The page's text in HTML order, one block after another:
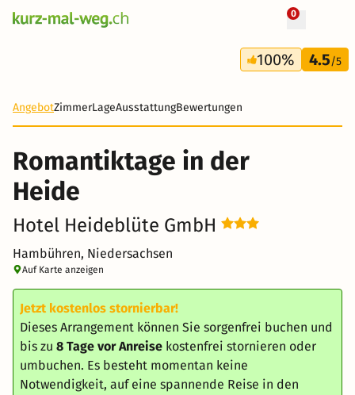
0
2 Tage
121 CHF
100% 4.5/5
AngebotZimmerLageAusstattungBewertungen
Romantiktage in der
Heide
Hotel Heideblüte GmbH
Hambühren, Niedersachsen
Auf Karte anzeigen
Jetzt kostenlos stornierbar!
Dieses Arrangement können Sie sorgenfrei buchen und
bis zu 8 Tage vor Anreise kostenfrei stornieren oder
umbuchen. Es besteht momentan keine
Notwendigkeit, auf eine spannende Reise in den